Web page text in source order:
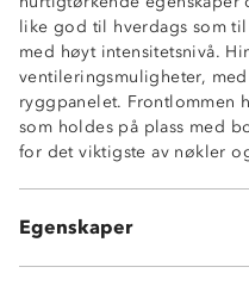
like god til hverdags som
med høyt intensitetsnivå.
ventileringsmuligheter,
ryggpanelet. Frontlommen
som holdes på plass med
for det viktigste av nøkler
Egenskaper
4-veisstretch
Ventilerende
Romslig frontlomme
Ventileringsåpninger
Smal stormklaff bak
Hakebeskytter på
Normal passform